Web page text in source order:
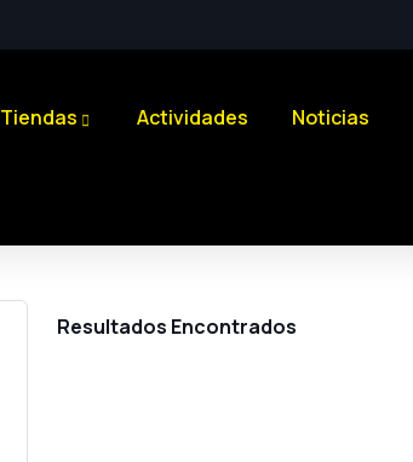
Tiendas Actividades Noticias
Resultados Encontrados